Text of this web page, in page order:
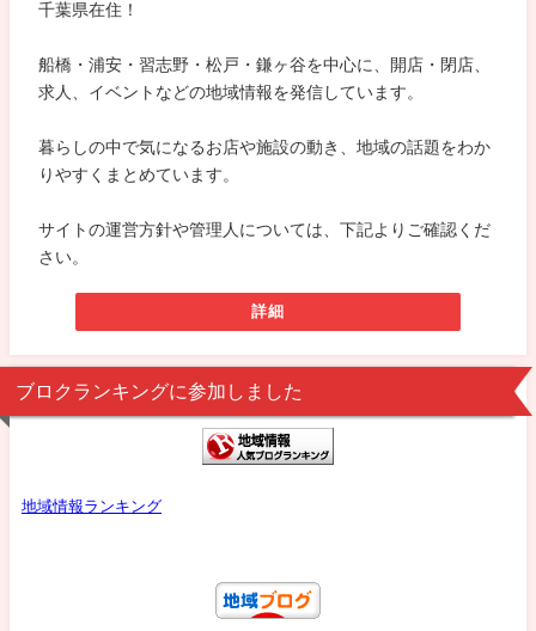
千葉県在住！
船橋・浦安・習志野・松戸・鎌ヶ谷を中心に、開店・閉店、
求人、イベントなどの地域情報を発信しています。
暮らしの中で気になるお店や施設の動き、地域の話題をわか
りやすくまとめています。
サイトの運営方針や管理人については、下記よりご確認くだ
さい。
詳細
ブロクランキングに参加しました
地域情報ランキング